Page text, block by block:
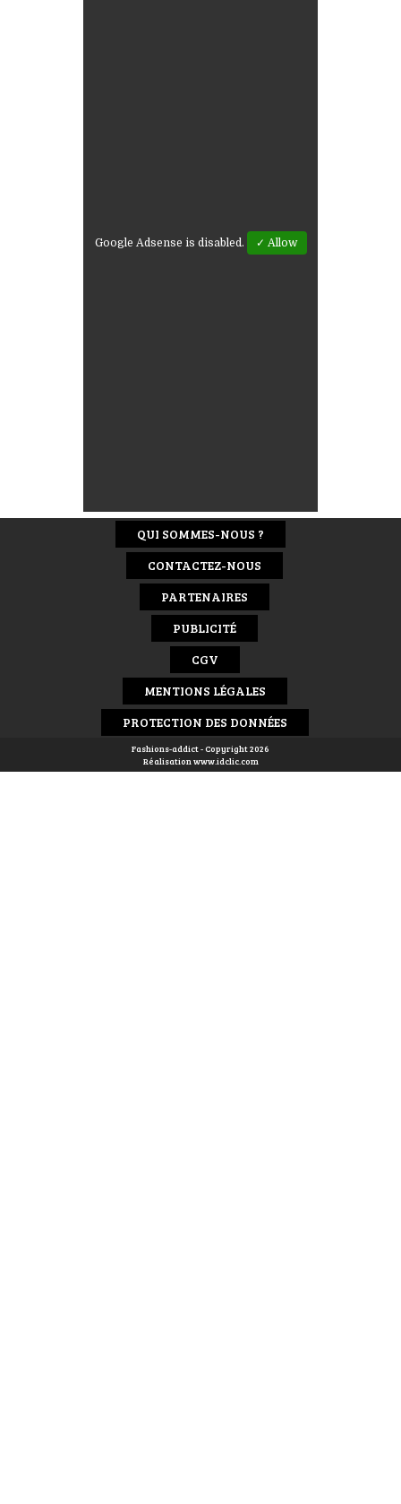
Google Adsense is disabled. ✓ Allow
QUI SOMMES-NOUS ?
CONTACTEZ-NOUS
PARTENAIRES
PUBLICITÉ
CGV
MENTIONS LÉGALES
PROTECTION DES DONNÉES
Fashions-addict - Copyright 2026
Réalisationwww.idclic.com